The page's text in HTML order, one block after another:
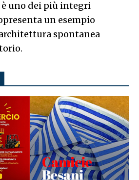
uno dei più integri
un esempio
spontanea